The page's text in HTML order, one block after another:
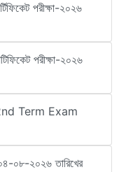
পরীক্ষা-২০২৬
পরীক্ষা-২০২৬
Term Exam
০৮-২০২৬ তারিখের